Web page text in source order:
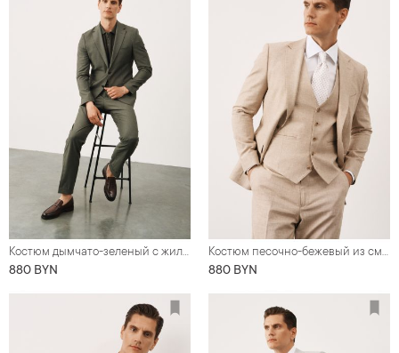
Костюм дымчато-зеленый с жилетом
880 BYN
Костюм песочно-бежевый из смеси льна и хлопка
880 BYN